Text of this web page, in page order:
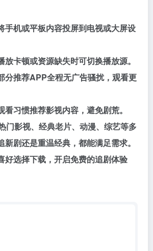
手机或平板内容投屏到电视或大屏设
放卡顿或资源缺失时可切换播放源。
分推荐APP全程无广告骚扰，观看更
习惯推荐影视内容，避免剧荒。
门影视、经典老片、动漫、综艺等多
剧还是重温经典，都能满足需求。
好选择下载，开启免费的追剧体验